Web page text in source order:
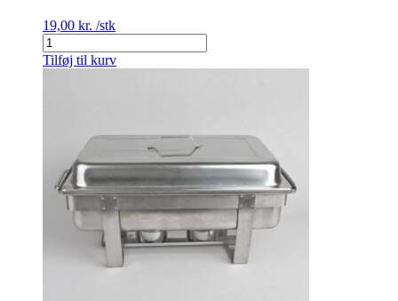
19,00 kr. /stk
Brandpasta,
200g
dåse
Tilføj til kurv